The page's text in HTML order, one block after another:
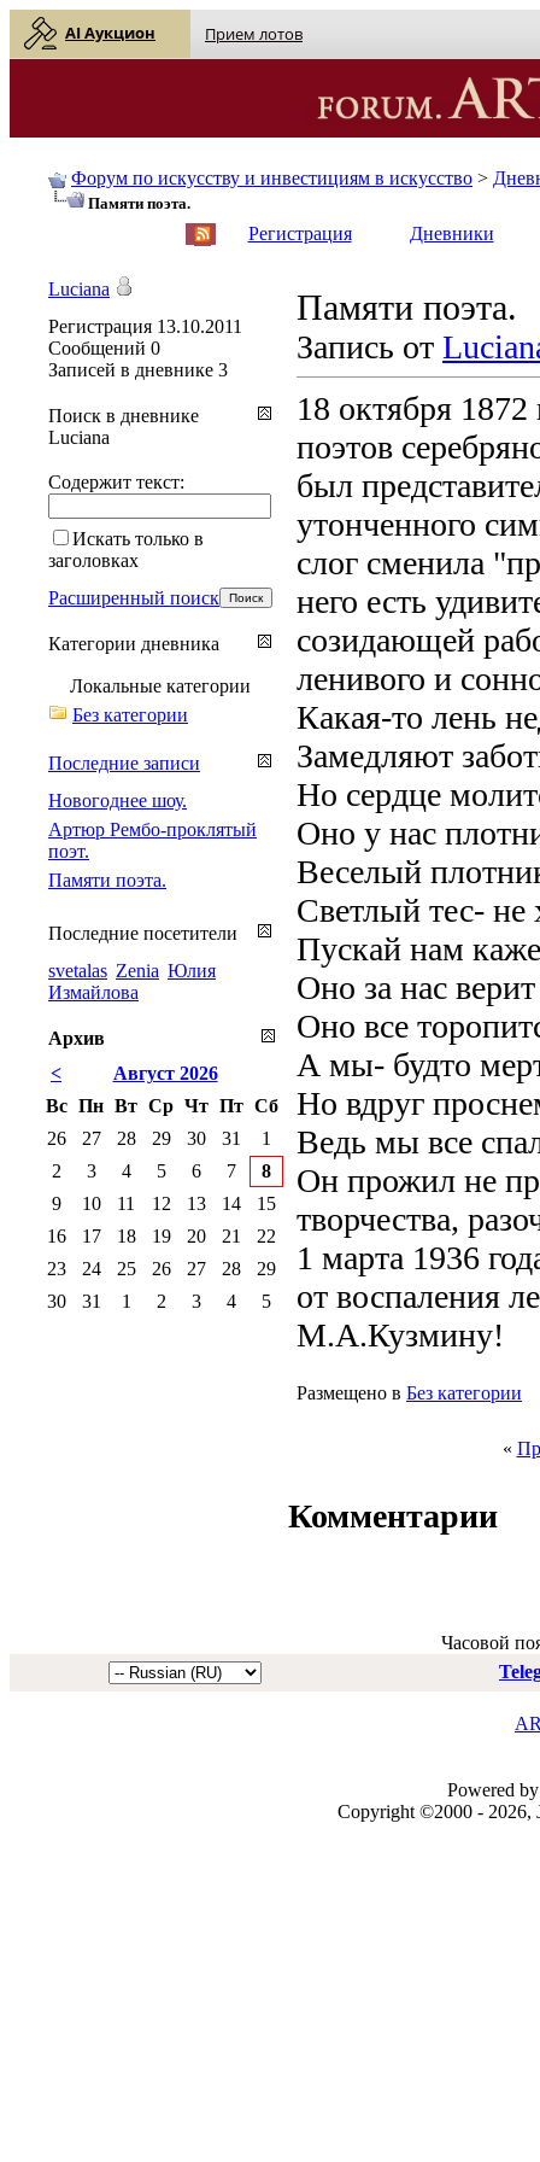
AI Аукцион Прием лотов
Форум по искусству и инвестициям в искусство >
Памяти поэта.
Регистрация Дневники
Памяти поэта.
Запись от
18 октября
поэтов
был
утонченного
слог сменила
него есть
созидающей
ленивого и
Какая-то лень
Замедляют
Но сердце
Оно у нас
Веселый
Светлый тес- не
Пускай нам
Оно за нас
Оно все
А мы- будто
Но вдруг
Ведь мы все
Он прожил не
творчества,
1 марта 1936
от воспаления
М.А.Кузмину!
Размещено в Без категории
«
Комментарии
Luciana
Регистрация 13.10.2011
Сообщений 0
Записей в дневнике 3
Поиск в дневнике
Luciana
Содержит текст:
Искать только в
заголовках
Расширенный поиск
Категории дневника
Локальные категории
Без категории
Последние записи
Новогоднее шоу.
Артюр Рембо-проклятый
поэт.
Памяти поэта.
Последние посетители
svetalas Zenia Юлия
Измайлова
Архив
<
Август 2026
Вс Пн Вт Ср Чт Пт Сб
26
27 28 29 30 31
1
2
3 4 5 6 7
8
9
10 11 12 13 14
15
16
17 18 19 20 21
22
23
24 25 26 27 28
29
30
31 1 2 3 4 5
Часовой
Powered
Copyright ©2000 - 2026,